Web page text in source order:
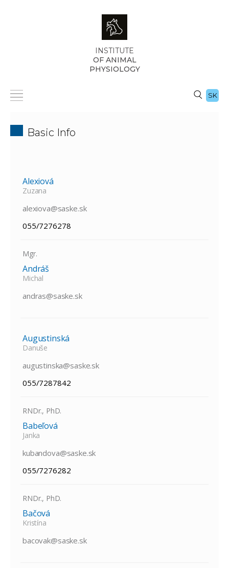
INSTITUTE
OF ANIMAL
PHYSIOLOGY
SK
Basic Info
Alexiová
Zuzana
alexiova@saske.sk
055/7276278
Mgr.
Andráš
Michal
andras@saske.sk
Augustinská
Danuše
augustinska@saske.sk
055/7287842
RNDr., PhD.
Babeľová
Janka
kubandova@saske.sk
055/7276282
RNDr., PhD.
Bačová
Kristína
bacovak@saske.sk